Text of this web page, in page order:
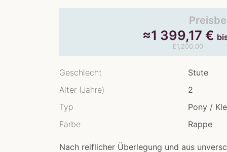
≈1 399,17 €
£1,200.00
Geschlecht
Stute
Alter (Jahre)
2
Typ
Pony /
Farbe
Rappe
Nach reiflicher Überlegung und aus